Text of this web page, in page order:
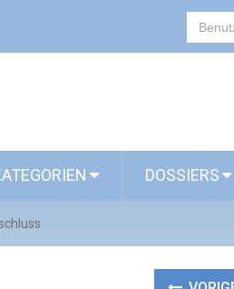
DOSSIERS